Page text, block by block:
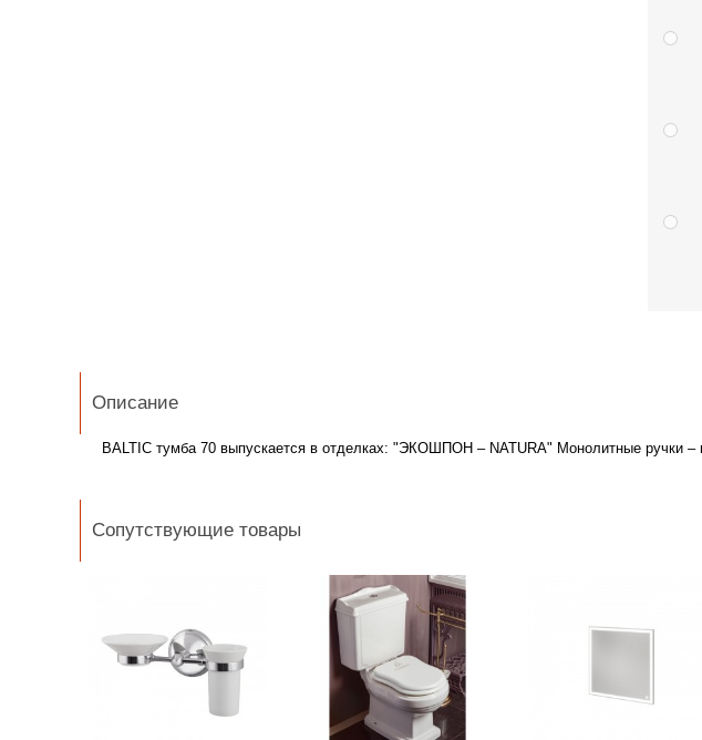
Описание
BALTIC тумба 70 выпускается в отделках: "ЭКОШПОН – NATURA" Монолитные ручки
Сопутствующие товары